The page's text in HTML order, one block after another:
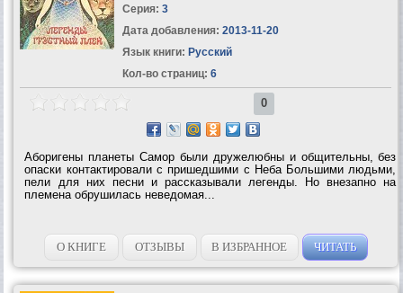
Серия: 3
Дата добавления: 2013-11-20
Язык книги: Русский
Кол-во страниц: 6
0
Аборигены планеты Самор были дружелюбны и общительны, без
опаски контактировали с пришедшими с Неба Большими людьми,
пели для них песни и рассказывали легенды. Но внезапно на
племена обрушилась неведомая...
О КНИГЕ ОТЗЫВЫ В ИЗБРАННОЕ ЧИТАТЬ